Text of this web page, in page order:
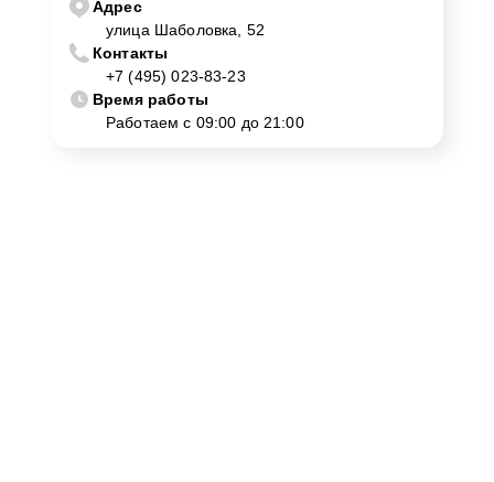
Адрес
улица Шаболовка, 52
Контакты
+7 (495) 023-83-23
Время работы
Работаем с 09:00 до 21:00